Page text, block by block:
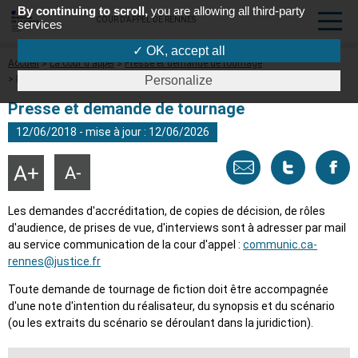
COUR D'APPEL DE RENNES
Fil
d'Ariane
Accueil La cour d'appel
Presse et demande de tournage
Presse et demande de tournage
Presse et demande de tournage
12/06/2018 - mise à jour : 12/06/2026
Envoyer
email
Tweeter
page
Agrandir
taille
du
texte
Réduire
du
Les demandes d'accréditation, de copies de décision, de rôles
d'audience, de prises de vue, d'interviews sont à adresser par mail
au service communication de la cour d'appel : communic.ca-
rennes@justice.fr
Toute demande de tournage de fiction doit être accompagnée
d'une note d'intention du réalisateur, du synopsis et du scénario
(ou les extraits du scénario se déroulant dans la juridiction).
By continuing to scroll, you are allowing all third-party
services
✓ OK, accept all
Personalize